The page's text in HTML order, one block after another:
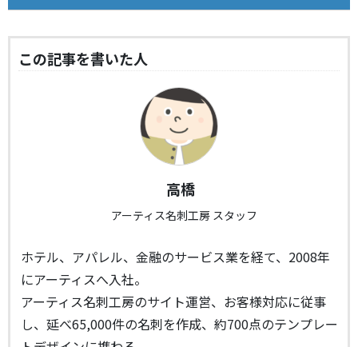
この記事を書いた人
高橋
アーティス名刺工房 スタッフ
ホテル、アパレル、金融のサービス業を経て、2008年
にアーティスへ入社。
アーティス名刺工房のサイト運営、お客様対応に従事
し、延べ65,000件の名刺を作成、約700点のテンプレー